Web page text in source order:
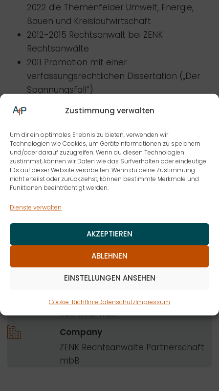
Zustimmung verwalten
Um dir ein optimales Erlebnis zu bieten, verwenden wir
Technologien wie Cookies, um Geräteinformationen zu speichern
und/oder darauf zuzugreifen. Wenn du diesen Technologien
zustimmst, können wir Daten wie das Surfverhalten oder eindeutige
IDs auf dieser Website verarbeiten. Wenn du deine Zustimmung
nicht erteilst oder zurückziehst, können bestimmte Merkmale und
Funktionen beeinträchtigt werden.
Dienste verwalten
AKZEPTIEREN
ABLEHNEN
EINSTELLUNGEN ANSEHEN
Cookie-RichtlinieDatenschutzImpressum
2022 die Themenfelder Umwelt, Energie,
Bauen und Kreislaufwirtschaft
2012-2015 Rechtsanwalt bei ZENK
Rechtsanwälte
2011 Promotion mit einer
verfassungsrechtlichen Dissertation („Der
Spannungsfall“)
Rechtswissenschaften in Göttingen und
Leiden (Niederlande)
geboren 1979 in Hamburg
Schwerpunkte/Auszeichnungen
Experte für
Öffentliches Recht
Umwelt- und Abfallrecht
Kommunal- und Kommunalabgabenrecht
Öffentliches Baurecht
Vergaberecht
Profession
Rechtsanwalt
Company
ZENK Rechtsanwälte Partnerschaft
mbB